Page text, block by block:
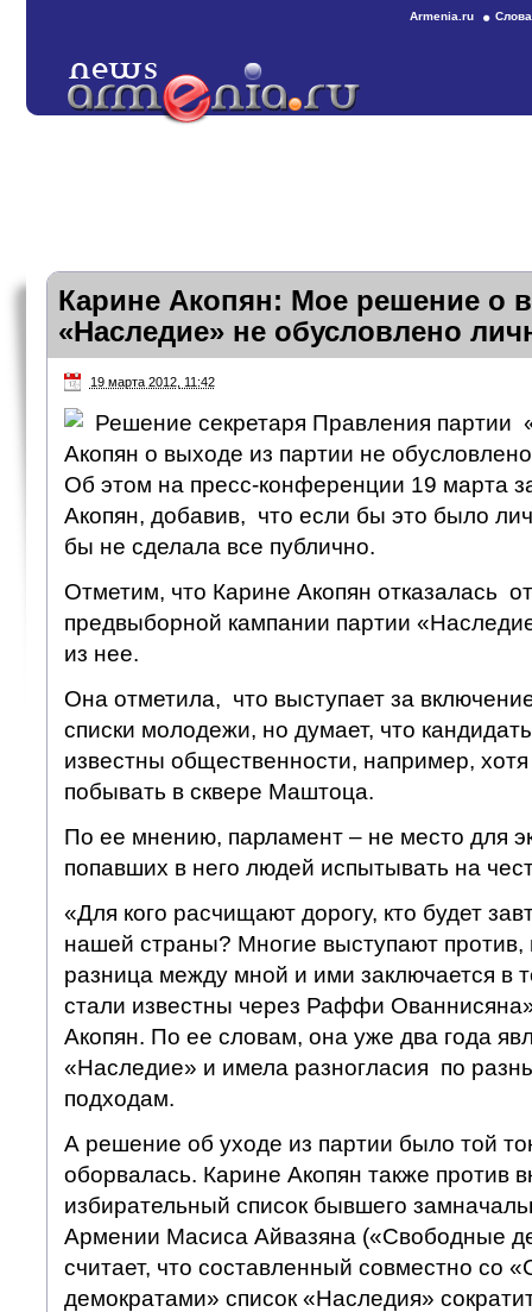
Armenia.ru
Карине Акопян: Мое решение о
«Наследие» не обусловлено
19 марта 2012, 11:42
Решение секретаря Правления
Акопян о выходе из партии не
Об этом на пресс-конференции 19 марта
Акопян, добавив, что если бы это было
бы не сделала все публично.
Отметим, что Карине Акопян отказалась
предвыборной кампании партии
из нее.
Она отметила, что выступает за
списки молодежи, но думает, что
известны общественности, например,
побывать в сквере Маштоца.
По ее мнению, парламент – не место для
попавших в него людей испытывать на
«Для кого расчищают дорогу, кто будет
нашей страны? Многие выступают против,
разница между мной и ими заключается в
стали известны через Раффи
Акопян. По ее словам, она уже два года
«Наследие» и имела разногласия по
подходам.
А решение об уходе из партии было той
оборвалась. Карине Акопян также против
избирательный список бывшего
Армении Масиса Айвазяна («Свободные
считает, что составленный совместно со
демократами» список «Наследия»